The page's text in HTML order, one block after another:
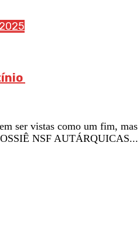
ser vistas como um fim, mas
NSF AUTÁRQUICAS...